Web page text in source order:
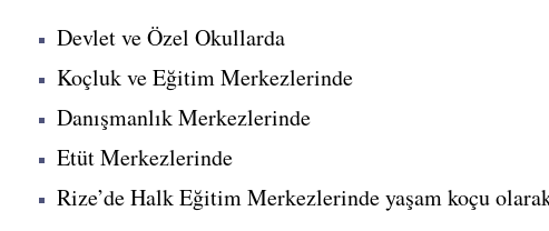
Devlet ve Özel Okullarda
Koçluk ve Eğitim Merkezlerinde
Danışmanlık Merkezlerinde
Etüt Merkezlerinde
Rize’de Halk Eğitim Merkezlerinde yaşam koçu